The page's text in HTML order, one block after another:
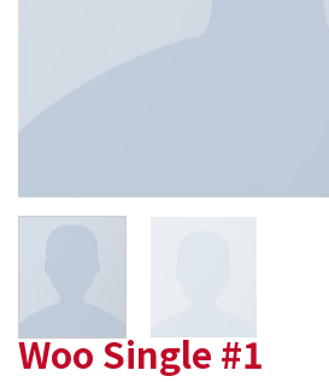
Woo Single #1